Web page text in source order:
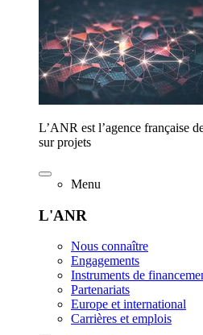
L’ANR est l’agence française
sur projets
Menu
L'ANR
Nous connaître
Engagements
Instruments de
Partenariats
Europe et international
Carrières et emplois